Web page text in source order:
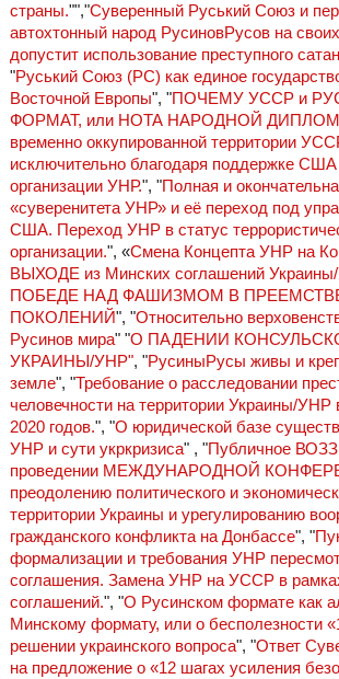
страны."","Суверенный Руський Союз и
автохтонный народ РусиновРусов на
допустит использование преступного
"Руський Союз (РС) как единое
Восточной Европы", "ПОЧЕМУ УССР и
ФОРМАТ, или НОТА НАРОДНОЙ
временно оккупированной территории
исключительно благодаря поддержке США
организации УНР.", "Полная и
«суверенитета УНР» и её переход под
США. Переход УНР в статус
организации.", «Смена Концепта УНР на
ВЫХОДЕ из Минских соглашений
ПОБЕДЕ НАД ФАШИЗМОМ В
ПОКОЛЕНИЙ", "Относительно
Русинов мира" "О ПАДЕНИИ
УКРАИНЫ/УНР", "РусиныРусы живы и
земле", "Требование о расследовании
человечности на территории Украины/УНР
2020 годов.", "О юридической базе
УНР и сути укркризиса" , "Публичное
проведении МЕЖДУНАРОДНОЙ
преодолению политического и
территории Украины и урегулированию
гражданского конфликта на Донбассе", "
формализации и требования УНР
соглашения. Замена УНР на УССР в
соглашений.", "О Русинском формате как
Минскому формату, или о бесполезности
решении украинского вопроса", "Ответ
на предложение о «12 шагах усиления